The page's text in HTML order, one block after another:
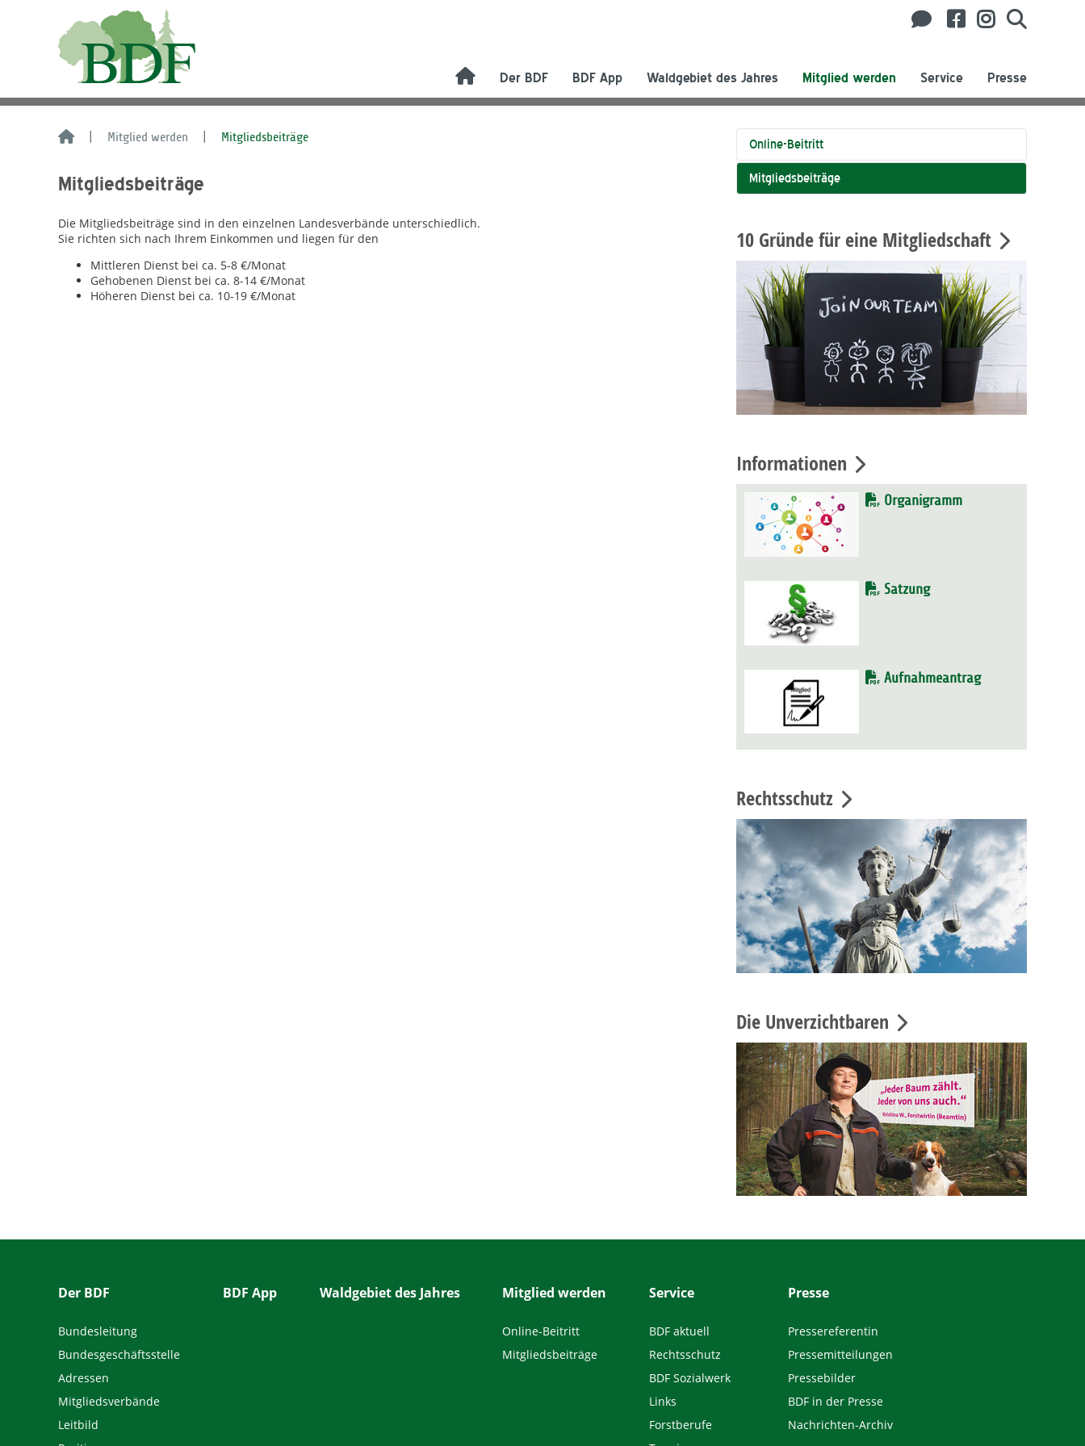
Der BDF BDF App Waldgebiet des Jahres Mitglied werden Service Presse
Mitglied werden Mitgliedsbeiträge
Mitgliedsbeiträge
Die Mitgliedsbeiträge sind in den einzelnen Landesverbände unterschiedlich.
Sie richten sich nach Ihrem Einkommen und liegen für den
Mittleren Dienst bei ca. 5-8 €/Monat
Gehobenen Dienst bei ca. 8-14 €/Monat
Höheren Dienst bei ca. 10-19 €/Monat
Online-Beitritt
Mitgliedsbeiträge
10 Gründe für eine Mitgliedschaft
Informationen
Organigramm
Satzung
Aufnahmeantrag
Rechtsschutz
Die Unverzichtbaren
Der BDF
Bundesleitung
Bundesgeschäftsstelle
Adressen
Mitgliedsverbände
Leitbild
BDF App Waldgebiet des Jahres Mitglied werden
Online-Beitritt
Mitgliedsbeiträge
Service
BDF aktuell
Rechtsschutz
BDF Sozialwerk
Links
Forstberufe
Presse
Pressereferentin
Pressemitteilungen
Pressebilder
BDF in der Presse
Nachrichten-Archiv